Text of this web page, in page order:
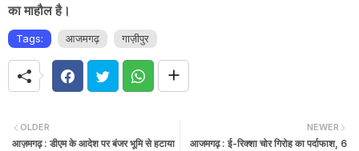
का माहौल है।
Tags: आजमगढ़ गाज़ीपुर
NEWER
आजमगढ़ : ई-रिक्शा चोर गिरोह का पर्दाफाश, 6
OLDER
आज़मगढ़ : डीएम के आदेश पर बंजर भूमि से हटाया